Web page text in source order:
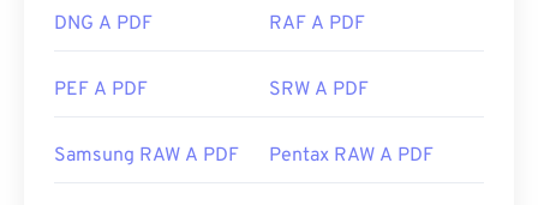
vivamenteSumatraPDF oMuPDFse cercate
Sviluppato da:
DNG A PDF RAF A PDF
PEF A PDF SRW A PDF
Samsung RAW A PDF Pentax RAW A PDF